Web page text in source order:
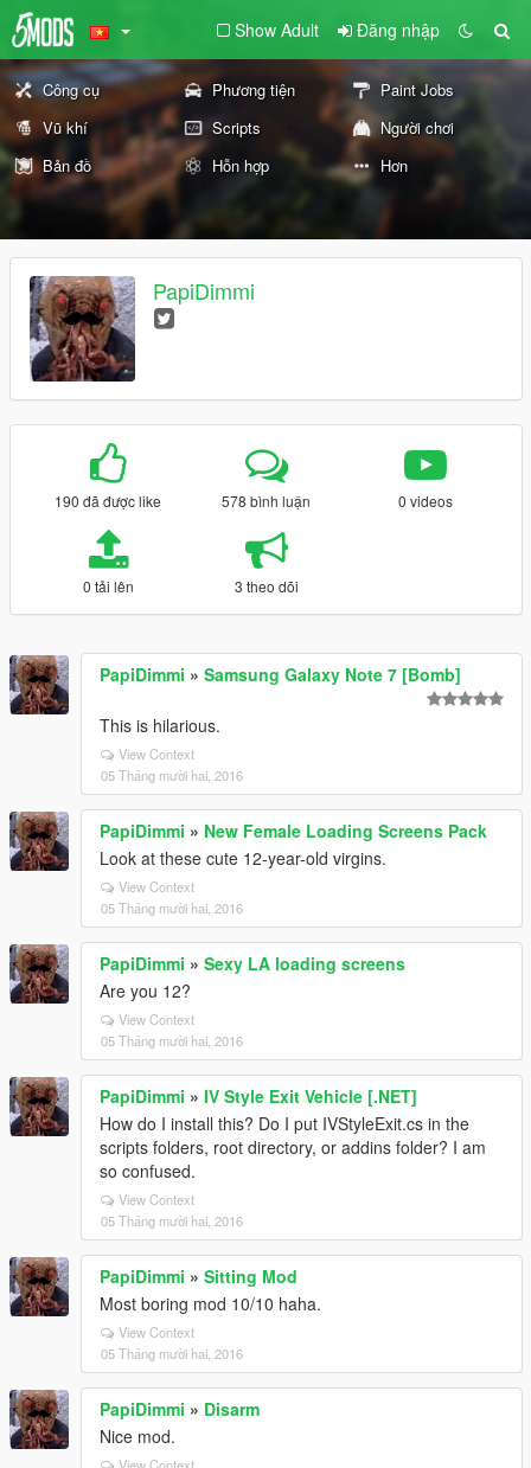
Show Adult Đăng nhập
Công cụ Phương tiện
Paint Jobs
Vũ khí
Scripts
Người chơi
Bản đồ
Hỗn hợp Hơn
PapiDimmi
190 đã được like 578 bình luận 0 videos
0 tải lên 3 theo dõi
PapiDimmi » Samsung Galaxy Note 7 [Bomb]
This is hilarious.
View Context
05 Tháng mười hai, 2016
PapiDimmi » New Female Loading Screens Pack
Look at these cute 12-year-old virgins.
View Context
05 Tháng mười hai, 2016
PapiDimmi » Sexy LA loading screens
Are you 12?
View Context
05 Tháng mười hai, 2016
PapiDimmi » IV Style Exit Vehicle [.NET]
How do I install this? Do I put IVStyleExit.cs in the
scripts folders, root directory, or addins folder? I am
so confused.
View Context
05 Tháng mười hai, 2016
PapiDimmi » Sitting Mod
Most boring mod 10/10 haha.
View Context
05 Tháng mười hai, 2016
PapiDimmi » Disarm
Nice mod.